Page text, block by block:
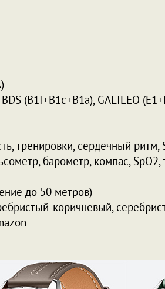
(B1I+B1c+B1a), GALILEO
тренировки, сердечный
барометр, компас,
до 50 метров)
коричневый,